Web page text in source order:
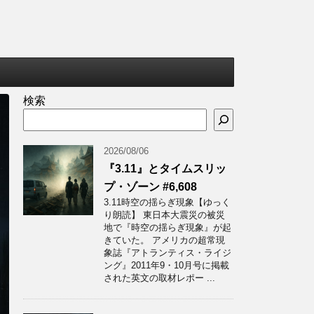
検索
2026/08/06
『3.11』とタイムスリッ
プ・ゾーン #6,608
3.11時空の揺らぎ現象【ゆっく
り朗読】 東日本大震災の被災
地で『時空の揺らぎ現象』が起
きていた。 アメリカの超常現
象誌『アトランティス・ライジ
ング』2011年9・10月号に掲載
された英文の取材レポー ...